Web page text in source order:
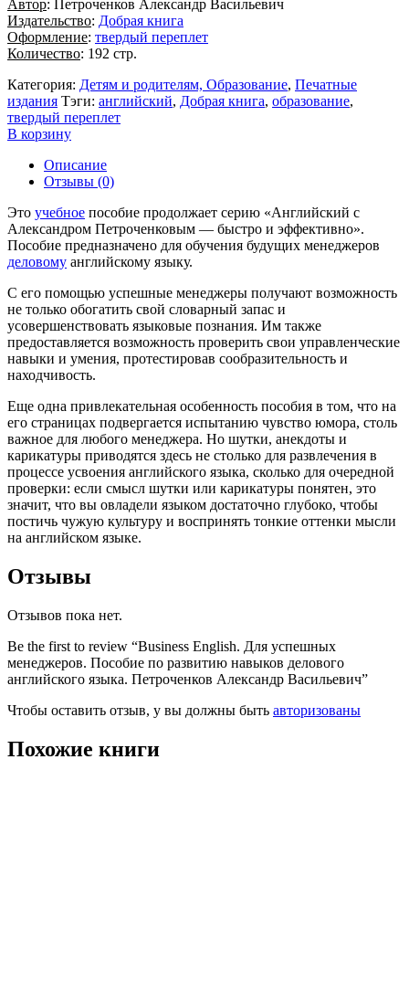
Автор: Петроченков Александр Васильевич
Издательство: Добрая книга
Оформление: твердый переплет
Количество: 192 стр.
Категория: Детям и родителям, Образование, Печатные
издания Тэги: английский, Добрая книга, образование,
твердый переплет
В корзину
Описание
Отзывы (0)
Это учебное пособие продолжает серию «Английский с
Александром Петроченковым — быстро и эффективно».
Пособие предназначено для обучения будущих менеджеров
деловому английскому языку.
С его помощью успешные менеджеры получают возможность
не только обогатить свой словарный запас и
усовершенствовать языковые познания. Им также
предоставляется возможность проверить свои управленческие
навыки и умения, протестировав сообразительность и
находчивость.
Еще одна привлекательная особенность пособия в том, что на
его страницах подвергается испытанию чувство юмора, столь
важное для любого менеджера. Но шутки, анекдоты и
карикатуры приводятся здесь не столько для развлечения в
процессе усвоения английского языка, сколько для очередной
проверки: если смысл шутки или карикатуры понятен, это
значит, что вы овладели языком достаточно глубоко, чтобы
постичь чужую культуру и воспринять тонкие оттенки мысли
на английском языке.
Отзывы
Отзывов пока нет.
Be the first to review “Business English. Для успешных
менеджеров. Пособие по развитию навыков делового
английского языка. Петроченков Александр Васильевич”
Чтобы оставить отзыв, у вы должны быть авторизованы
Похожие книги